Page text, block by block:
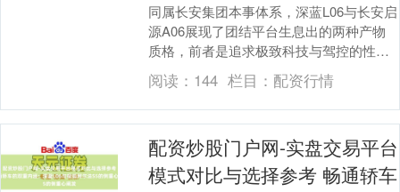
同属长安集团本事体系，深蓝L06与长安启
源A06展现了团结平台生息出的两种产物
质格，前者是追求极致科技与驾控的性能
旗舰，后者则是能干风景与实用价值的家
用轿车。 ....
阅读： 144 栏目： 配资行情
配资炒股门户网-实盘交易平台
模式对比与选择参考 畅通轿车